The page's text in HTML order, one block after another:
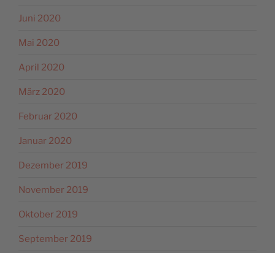
Juni 2020
Mai 2020
April 2020
März 2020
Februar 2020
Januar 2020
Dezember 2019
November 2019
Oktober 2019
September 2019